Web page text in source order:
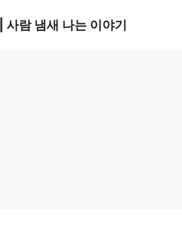
사람 냄새 나는 이야기